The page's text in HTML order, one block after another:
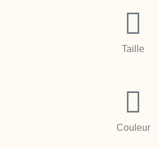
Taille
Couleur